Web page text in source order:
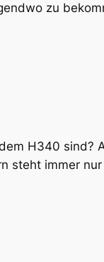
zu
H340 sind?
steht immer